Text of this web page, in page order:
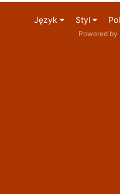
Język Styl
Powered by